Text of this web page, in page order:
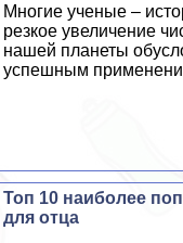
Многие ученые –
резкое увеличение
нашей планеты
успешным
Топ 10 наиболее
для отца